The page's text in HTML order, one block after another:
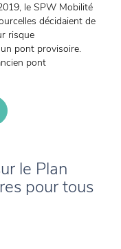
le SPW Mobilité
décidaient de
risque
pont provisoire.
pont
le Plan
pour tous